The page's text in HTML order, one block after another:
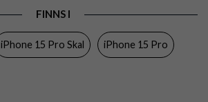
Hårdplast (PC), Mjukplast (TPU)
FINNS I
iPhone 15 Pro Skal iPhone 15 Pro